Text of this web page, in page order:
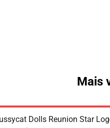
Mais
Dolls Reunion Star